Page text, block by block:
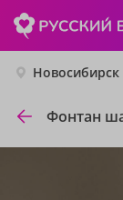
Новосибирск
Фонтан